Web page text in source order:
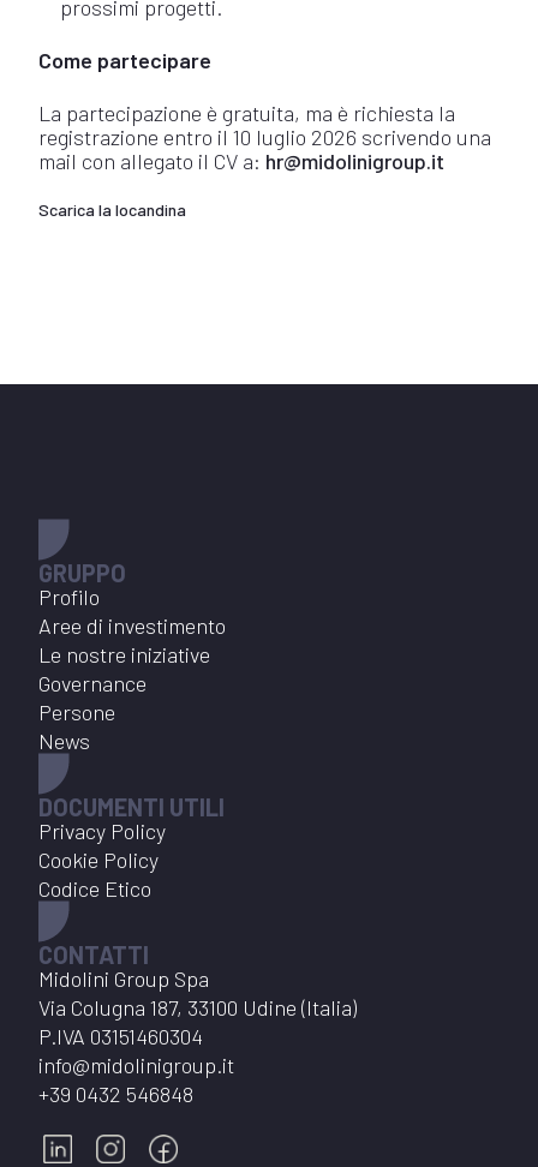
prossimi progetti.
Come partecipare
La partecipazione è gratuita, ma è richiesta la
registrazione entro il 10 luglio 2026 scrivendo una
mail con allegato il CV a: hr@midolinigroup.it
Scarica la locandina
GRUPPO
Profilo
Aree di investimento
Le nostre iniziative
Governance
Persone
News
DOCUMENTI UTILI
Privacy Policy
Cookie Policy
Codice Etico
CONTATTI
Midolini Group Spa
Via Colugna 187, 33100 Udine (Italia)
P.IVA 03151460304
info@midolinigroup.it
+39 0432 546848